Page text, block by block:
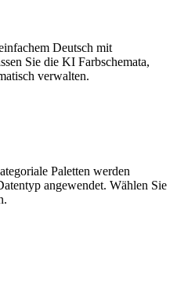
Deutsch mit
Sie die KI Farbschemata,
verwalten.
Paletten werden
angewendet. Wählen Sie